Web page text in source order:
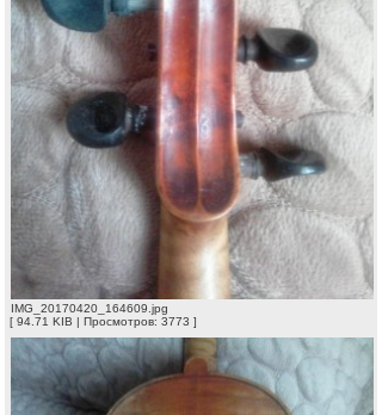
IMG_20170420_164609.jpg
[ 94.71 KIB | Просмотров: 3773 ]